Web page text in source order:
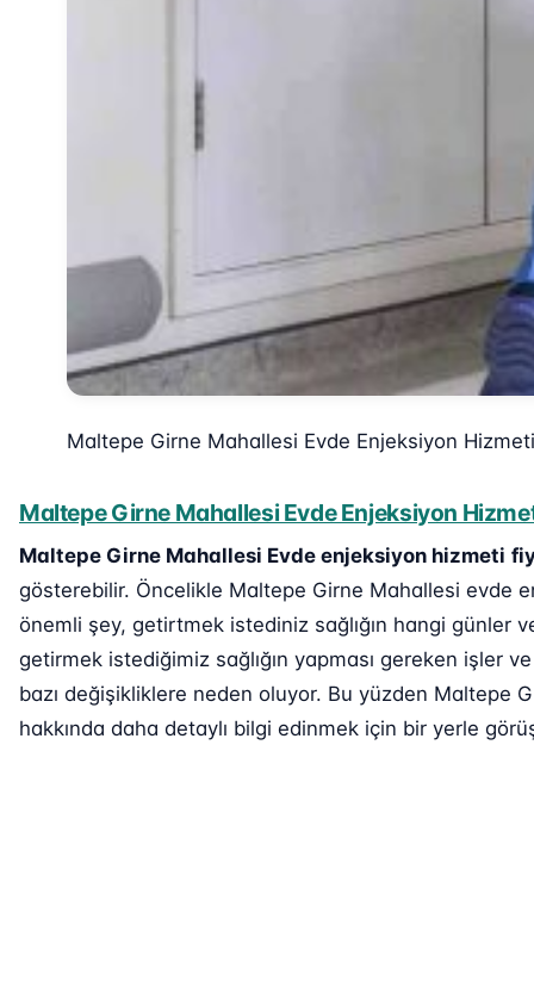
Maltepe Girne Mahallesi Evde Enjeksiyon Hizmeti
Maltepe Girne Mahallesi Evde Enjeksiyon
Maltepe Girne Mahallesi Evde enjeksiyon hizmeti
gösterebilir. Öncelikle Maltepe Girne Mahallesi evde
önemli şey, getirtmek istediniz sağlığın hangi günler
getirmek istediğimiz sağlığın yapması gereken işler
bazı değişikliklere neden oluyor. Bu yüzden Maltepe
hakkında daha detaylı bilgi edinmek için bir yerle